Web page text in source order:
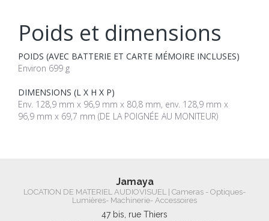
Poids et dimensions
POIDS (AVEC BATTERIE ET CARTE MÉMOIRE INCLUSES)
Environ 699 g
DIMENSIONS (L X H X P)
Env. 128,9 mm x 96,9 mm x 80,8 mm, env. 128,9 mm x
96,9 mm x 69,7 mm (DE LA POIGNÉE AU MONITEUR)
Jamaya
LOCATION DE MATERIEL AUDIOVISUEL | Cameras - Optiques-
Lumières- Machinerie- Accessoires
47 bis, rue Thiers